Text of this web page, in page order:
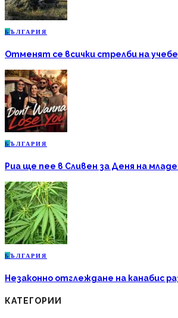
Б ЪЛГАРИЯ
Отменят се всички стрелби на
Б ЪЛГАРИЯ
Риа ще пее в Сливен за Деня на
Б ЪЛГАРИЯ
Незаконно отглеждане на канабис
КАТЕГОРИИ